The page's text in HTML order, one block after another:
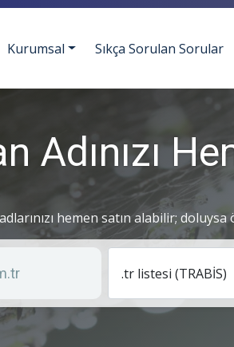
Kurumsal Sıkça Sorulan Sorular
Adınızı
hemen satın alabilir;